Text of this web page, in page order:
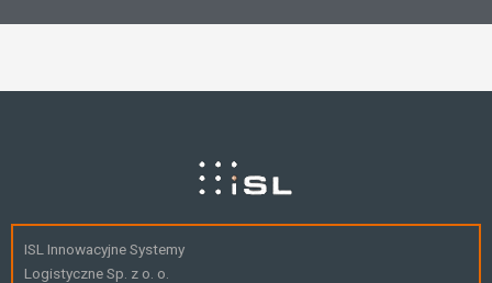
ISL Innowacyjne Systemy
Logistyczne Sp. z o. o.